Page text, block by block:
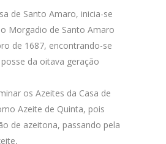
de Santo Amaro, inicia-se
Morgadio de Santo Amaro
de 1687, encontrando-se
da oitava geração
os Azeites da Casa de
Azeite de Quinta, pois
de azeitona, passando pela